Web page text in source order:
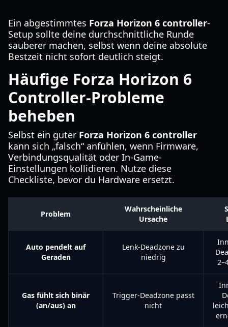
Ein abgestimmtes Forza Horizon 6 controller-
Setup sollte deine durchschnittliche Runde
sauberer machen, selbst wenn deine absolute
Bestzeit nicht sofort deutlich steigt.
Häufige Forza Horizon 6
Controller-Probleme
beheben
Selbst ein guter Forza Horizon 6 controller
kann sich „falsch“ anfühlen, wenn Firmware,
Verbindungsqualität oder In-Game-
Einstellungen kollidieren. Nutze diese
Checkliste, bevor du Hardware ersetzt.
Problem
Wahrscheinliche
Ursache
Auto pendelt auf
Geraden
Lenk-Deadzone zu
niedrig
Gas fühlt sich binär
(an/aus) an
Trigger-Deadzone passt
nicht